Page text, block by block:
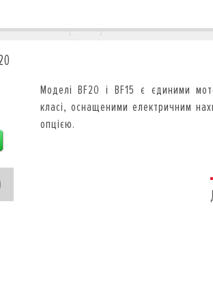
Моделі BF20 і BF15 є єдиними
класі, оснащеними електричним
опцією.